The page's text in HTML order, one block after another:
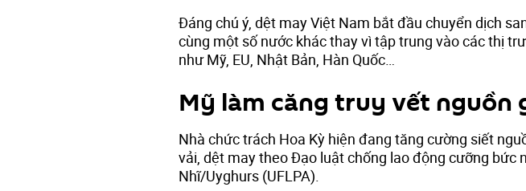
Đáng chú ý, dệt may Việt Nam bắt đầu chuyển dịch
cùng một số nước khác thay vì tập trung vào các thị
như Mỹ, EU, Nhật Bản, Hàn Quốc…
Mỹ làm căng truy vết nguồn
Nhà chức trách Hoa Kỳ hiện đang tăng cường siết
vải, dệt may theo Đạo luật chống lao động cưỡng bức
Nhĩ/Uyghurs (UFLPA).